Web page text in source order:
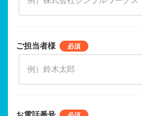
ご担当者様